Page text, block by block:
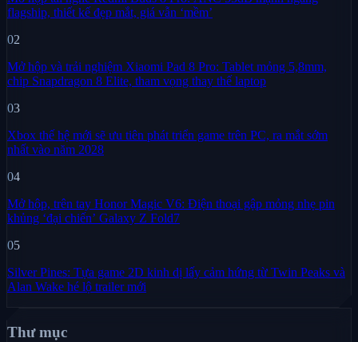
flagship, thiết kế đẹp mắt, giá vẫn ‘mềm’
02
Mở hộp và trải nghiệm Xiaomi Pad 8 Pro: Tablet mỏng 5,8mm,
chip Snapdragon 8 Elite, tham vọng thay thế laptop
03
Xbox thế hệ mới sẽ ưu tiên phát triển game trên PC, ra mắt sớm
nhất vào năm 2028
04
Mở hộp, trên tay Honor Magic V6: Điện thoại gập mỏng nhẹ pin
khủng ‘đại chiến’ Galaxy Z Fold7
05
Silver Pines: Tựa game 2D kinh dị lấy cảm hứng từ Twin Peaks và
Alan Wake hé lộ trailer mới
Thư mục